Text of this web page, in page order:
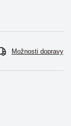
Možnosti dopravy